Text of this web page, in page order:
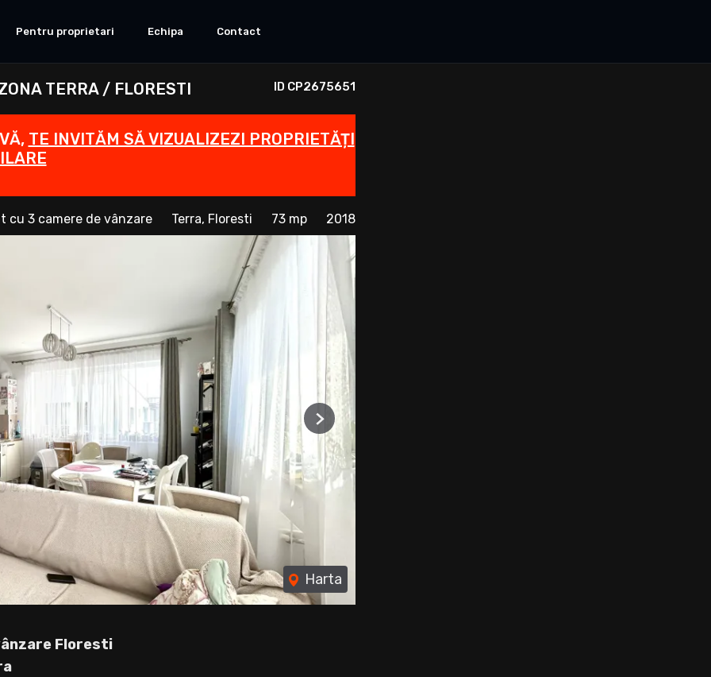
Pentru proprietari Echipa Contact
ID CP2675651
TERRA / FLORESTI
TE INVITĂM SĂ VIZUALIZEZI PROPRIETĂȚI
cu 3 camere de vânzare Terra, Floresti 73 mp 2018
Harta
Next
Floresti